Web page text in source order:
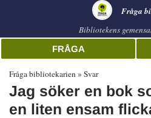
Fråga
Bibliotekens
FRÅGA
Fråga bibliotekarien Svar
Jag söker en bok
en liten ensam